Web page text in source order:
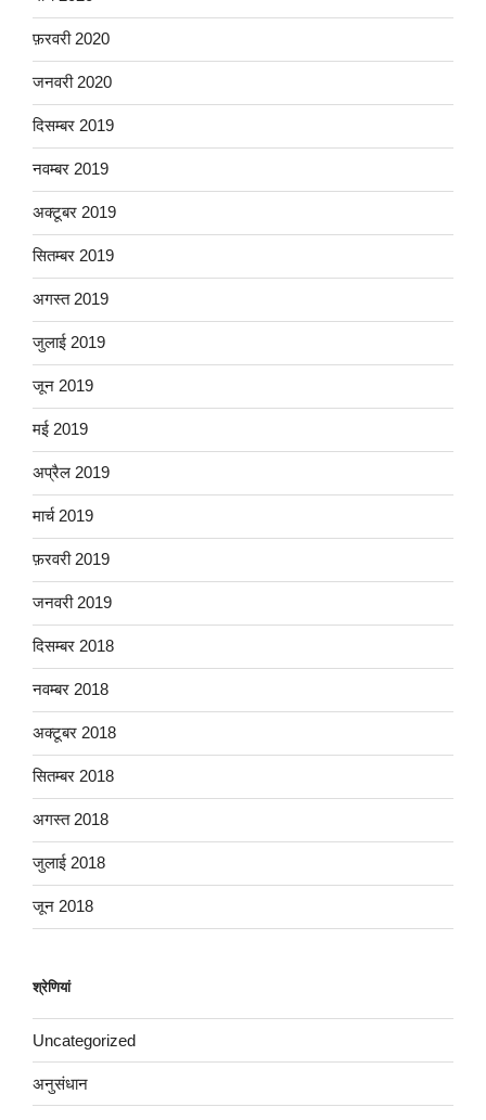
फ़रवरी 2020
जनवरी 2020
दिसम्बर 2019
नवम्बर 2019
अक्टूबर 2019
सितम्बर 2019
अगस्त 2019
जुलाई 2019
जून 2019
मई 2019
अप्रैल 2019
मार्च 2019
फ़रवरी 2019
जनवरी 2019
दिसम्बर 2018
नवम्बर 2018
अक्टूबर 2018
सितम्बर 2018
अगस्त 2018
जुलाई 2018
जून 2018
श्रेणियां
Uncategorized
अनुसंधान